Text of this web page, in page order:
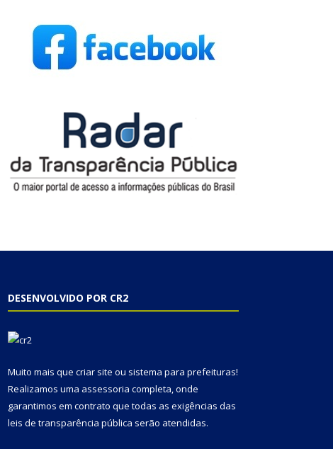
DESENVOLVIDO POR CR2
Muito mais que criar site ou sistema para prefeituras!
Realizamos uma assessoria completa, onde
garantimos em contrato que todas as exigências das
leis de transparência pública serão atendidas.